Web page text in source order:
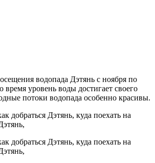
водопада Дэтянь с ноября по
время уровень воды достигает своего
потоки водопада особенно красивы.